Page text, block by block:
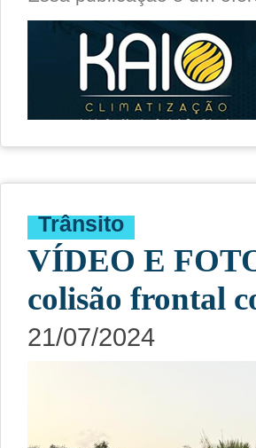
Trânsito
VÍDEO E
colisão frontal
21/07/2024